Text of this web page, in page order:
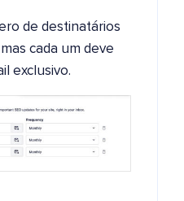
de destinatários
cada um deve
exclusivo.